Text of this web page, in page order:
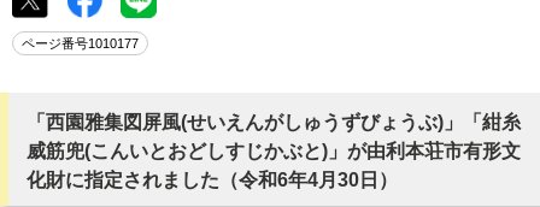
ページ番号1010177
「西園雅集図屏風(せいえんがしゅうずびょうぶ)」「紺糸
威筋兜(こんいとおどしすじかぶと)」が由利本荘市有形文
化財に指定されました（令和6年4月30日）